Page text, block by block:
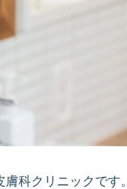
科クリニックです。